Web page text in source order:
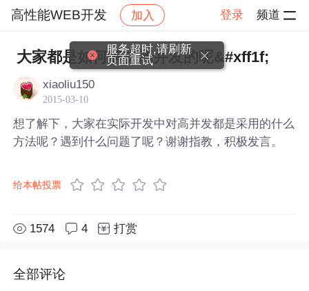
高性能WEB开发 加入 登录 频道
社区 高性能WEB开发 帖子详情
大家都是如何解决高并发的呢&#xff1f;
xiaoliu150
2015-03-10
想了解下，大家在实际开发中对高并发都是采用的什么
方法呢？遇到什么问题了呢？谢谢指教，积极发言。
给本帖投票
1574 4 打赏
全部评论
服务超时,请刷新
页面重试